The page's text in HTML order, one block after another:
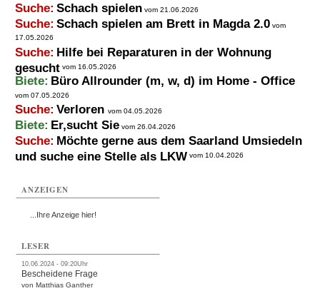
Suche: Schach spielen vom 21.06.2026
Suche: Schach spielen am Brett in Magda 2.0 vom
17.05.2026
Suche: Hilfe bei Reparaturen in der Wohnung
gesucht vom 16.05.2026
Biete: Büro Allrounder (m, w, d) im Home - Office
vom 07.05.2026
Suche: Verloren vom 04.05.2026
Biete: Er,sucht Sie vom 26.04.2026
Suche: Möchte gerne aus dem Saarland Umsiedeln
und suche eine Stelle als LKW vom 10.04.2026
ANZEIGEN
...Ihre Anzeige hier!
LESER
10.06.2024 - 09:20Uhr
Bescheidene Frage
von Matthias Ganther